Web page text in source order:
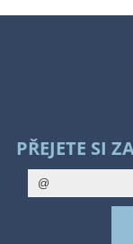
PŘEJETE SI